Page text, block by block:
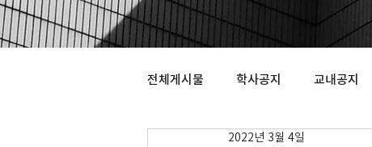
전체게시물 학사공지 교내공지
2022년 3월 4일